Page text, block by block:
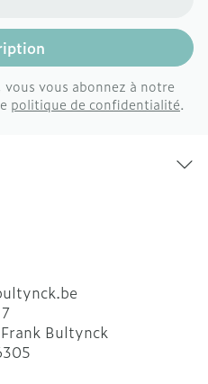
vous abonnez à notre
politique de confidentialité.
Frank Bultynck